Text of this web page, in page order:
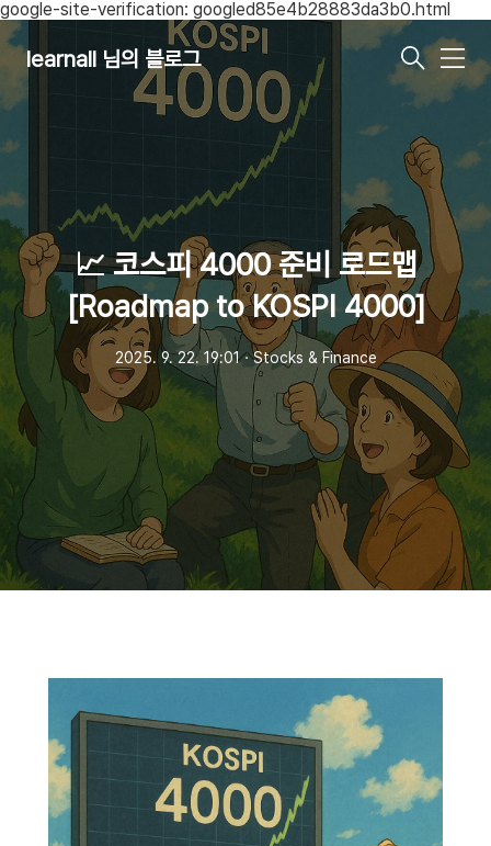
google-site-verification: googled85e4b28883da3b0.html
learnall 님의 블로그
메
뉴
📈 코스피 4000 준비 로드맵
[Roadmap to KOSPI 4000]
2025. 9. 22. 19:01ㆍStocks & Finance